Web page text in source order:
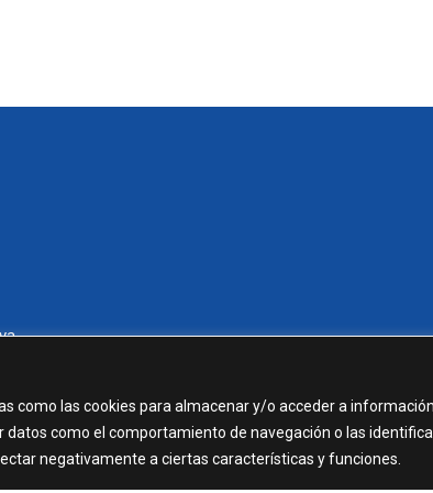
como las cookies para almacenar y/o acceder a
como el comportamiento de navegación o las
negativamente a ciertas características y funciones.